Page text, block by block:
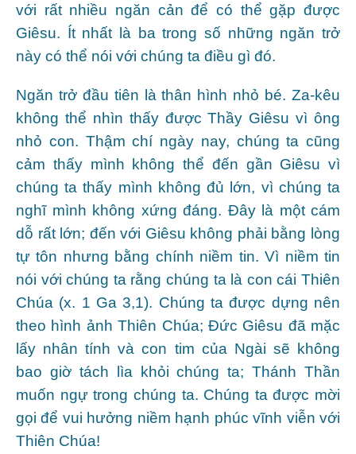
với rất nhiều ngăn cản để có thể gặp được
Giêsu. Ít nhất là ba trong số những ngăn trở
này có thể nói với chúng ta điều gì đó.
Ngăn trở đầu tiên là thân hình nhỏ bé. Za-kêu
không thể nhìn thấy được Thầy Giêsu vì ông
nhỏ con. Thậm chí ngày nay, chúng ta cũng
cảm thấy mình không thể đến gần Giêsu vì
chúng ta thấy mình không đủ lớn, vì chúng ta
nghĩ mình không xứng đáng. Đây là một cám
dỗ rất lớn; đến với Giêsu không phải bằng lòng
tự tôn nhưng bằng chính niềm tin. Vì niềm tin
nói với chúng ta rằng chúng ta là con cái Thiên
Chúa (x. 1 Ga 3,1). Chúng ta được dựng nên
theo hình ảnh Thiên Chúa; Đức Giêsu đã mặc
lấy nhân tính và con tim của Ngài sẽ không
bao giờ tách lìa khỏi chúng ta; Thánh Thần
muốn ngự trong chúng ta. Chúng ta được mời
gọi để vui hưởng niềm hạnh phúc vĩnh viễn với
Thiên Chúa!